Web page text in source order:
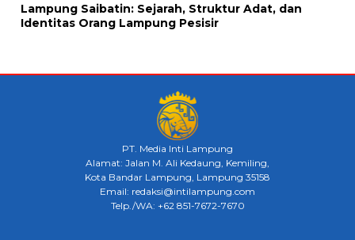
Lampung Saibatin: Sejarah, Struktur Adat, dan
Identitas Orang Lampung Pesisir
PT. Media Inti Lampung
Alamat: Jalan M. Ali Kedaung, Kemiling,
Kota Bandar Lampung, Lampung 35158
Email: redaksi@intilampung.com
Telp./WA: +62 851-7672-7670